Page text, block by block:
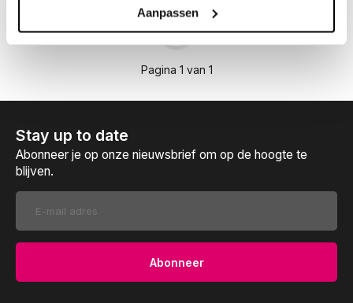
Aanpassen
Pagina 1 van 1
1
Stay up to date
Abonneer je op onze nieuwsbrief om op de hoogte te
blijven.
Abonneer